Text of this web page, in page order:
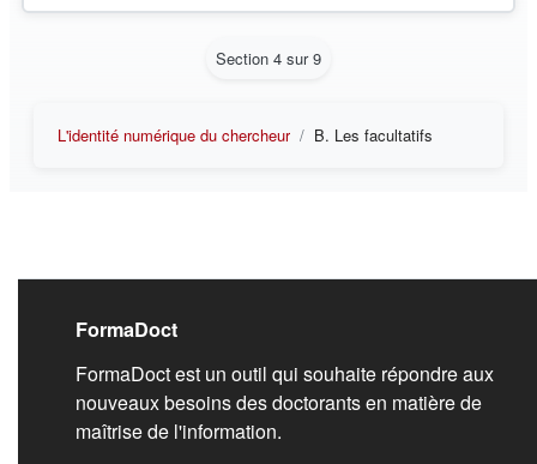
Section 4 sur 9
L'identité numérique du chercheur B. Les facultatifs
Liens de bas de
FormaDoct
FormaDoct est un outil qui souhaite répondre aux
nouveaux besoins des doctorants en matière de
maîtrise de l'information.